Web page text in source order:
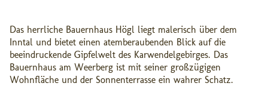
Das herrliche Bauernhaus Högl liegt malerisch über dem
Inntal und bietet einen atemberaubenden Blick auf die
beeindruckende Gipfelwelt des Karwendelgebirges. Das
Bauernhaus am Weerberg ist mit seiner großzügigen
Wohnfläche und der Sonnenterrasse ein wahrer Schatz.